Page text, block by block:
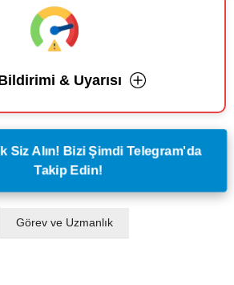
& Uyarısı
Siz Alın! Bizi Şimdi Telegram'da
Takip Edin!
Görev ve Uzmanlık